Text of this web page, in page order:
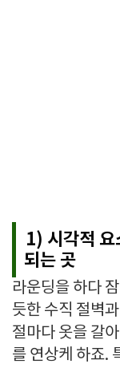
1) 시각적 요
되는 곳
라운딩을 하다
듯한 수직 절벽
절마다 옷을 갈
를 연상케 하죠.